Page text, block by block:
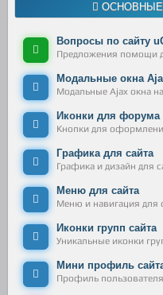
ОСНОВНЫЕ
Вопросы по сайту
Предложения помощи
Модальные окна
Модальные Ajax окна
Иконки для форума
Кнопки для
Графика для сайта
Графика и дизайн для
Меню для сайта
Меню и навигация для
Иконки групп сайта
Уникальные иконки
Мини профиль
Профиль